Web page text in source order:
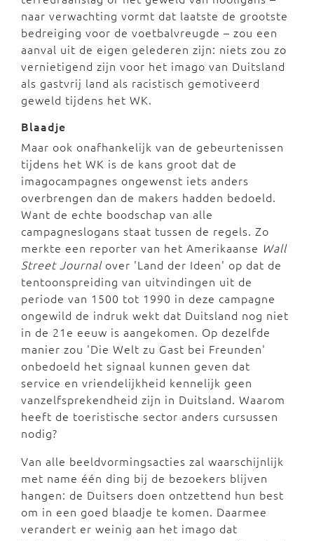
naar verwachting vormt dat laatste de grootste
bedreiging voor de voetbalvreugde – zou een
aanval uit de eigen gelederen zijn: niets zou zo
vernietigend zijn voor het imago van Duitsland
als gastvrij land als racistisch gemotiveerd
geweld tijdens het WK.
Blaadje
Maar ook onafhankelijk van de gebeurtenissen
tijdens het WK is de kans groot dat de
imagocampagnes ongewenst iets anders
overbrengen dan de makers hadden bedoeld.
Want de echte boodschap van alle
campagneslogans staat tussen de regels. Zo
merkte een reporter van het Amerikaanse Wall
Street Journalover 'Land der Ideen' op dat de
tentoonspreiding van uitvindingen uit de
periode van 1500 tot 1990 in deze campagne
ongewild de indruk wekt dat Duitsland nog niet
in de 21e eeuw is aangekomen. Op dezelfde
manier zou 'Die Welt zu Gast bei Freunden'
onbedoeld het signaal kunnen geven dat
service en vriendelijkheid kennelijk geen
vanzelfsprekendheid zijn in Duitsland. Waarom
heeft de toeristische sector anders cursussen
nodig?
Van alle beeldvormingsacties zal waarschijnlijk
met name één ding bij de bezoekers blijven
hangen: de Duitsers doen ontzettend hun best
om in een goed blaadje te komen. Daarmee
verandert er weinig aan het imago dat